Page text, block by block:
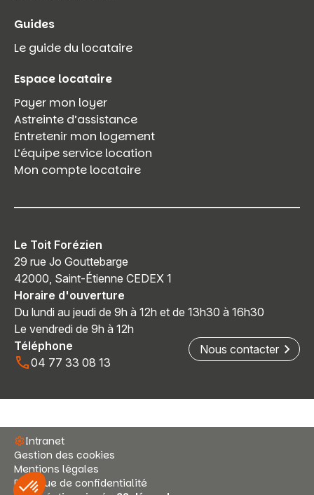
Guides
Le guide du locataire
Espace locataire
Payer mon loyer
Astreinte d’assistance
Entretenir mon logement
L’équipe service location
Mon compte locataire
Le Toit Forézien
29 rue Jo Gouttebarge
42000, Saint-Étienne CEDEX 1
Horaire d'ouverture
Du lundi au jeudi de 9h à 12h et de 13h30 à 16h30
Le vendredi de 9h à 12h
Téléphone
04 77 33 08 13
Nous contacter
Intranet
Gestion des cookies
Mentions légales
Politique de confidentialité